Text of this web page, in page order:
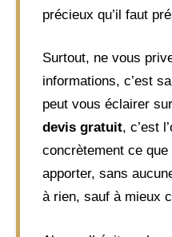
précieux qu’il faut
Surtout, ne vous
informations, c’est
peut vous éclairer
devis gratuit, c’est
concrètement ce
apporter, sans
à rien, sauf à mieux